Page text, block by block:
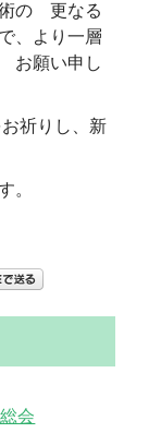
の 更なる
、より一層
お願い申し
祈りし、新
。
会